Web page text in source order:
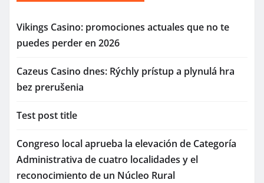
Vikings Casino: promociones actuales que no te
puedes perder en 2026
Cazeus Casino dnes: Rýchly prístup a plynulá hra
bez prerušenia
Test post title
Congreso local aprueba la elevación de Categoría
Administrativa de cuatro localidades y el
reconocimiento de un Núcleo Rural